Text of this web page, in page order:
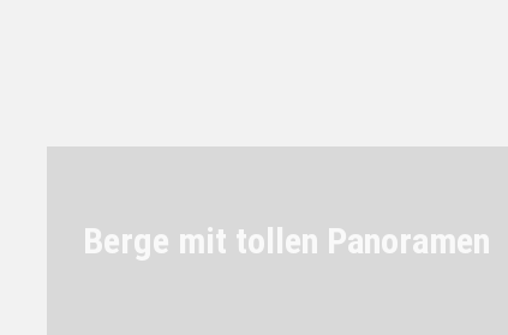
Berge mit tollen Panoramen